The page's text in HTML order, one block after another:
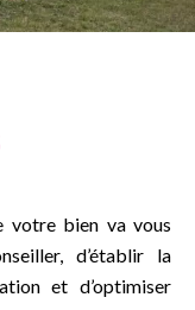
votre bien va vous
d’établir la
et d’optimiser